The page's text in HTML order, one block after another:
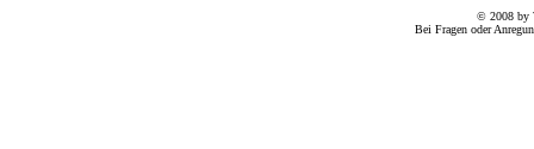
© 2008 by
Bei Fragen oder